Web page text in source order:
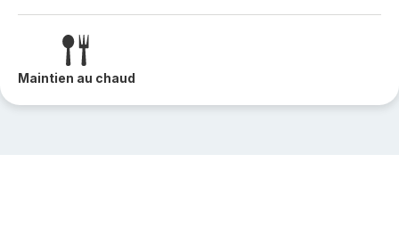
Maintien au chaud